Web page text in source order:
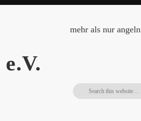
mehr als nur angeln